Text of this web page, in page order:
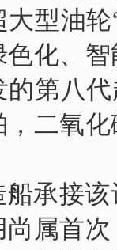
型油
色化、
第八
二氧
承接该
属首